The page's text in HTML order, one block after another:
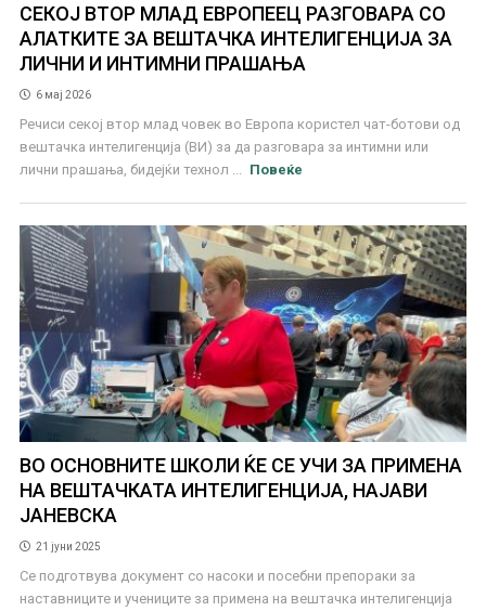
СЕКОЈ ВТОР МЛАД ЕВРОПЕЕЦ РАЗГОВАРА СО
АЛАТКИТЕ ЗА ВЕШТАЧКА ИНТЕЛИГЕНЦИЈА ЗА
ЛИЧНИ И ИНТИМНИ ПРАШАЊА
6 мај 2026
Речиси секој втор млад човек во Европа користел чат-ботови од
вештачка интелигенција (ВИ) за да разговара за интимни или
лични прашања, бидејќи технол ...
Повеќе
ВО ОСНОВНИТЕ ШКОЛИ ЌЕ СЕ УЧИ ЗА ПРИМЕНА
НА ВЕШТАЧКАТА ИНТЕЛИГЕНЦИЈА, НАЈАВИ
ЈАНЕВСКА
21 јуни 2025
Се подготвува документ со насоки и посебни препораки за
наставниците и учениците за примена на вештачка интелигенција